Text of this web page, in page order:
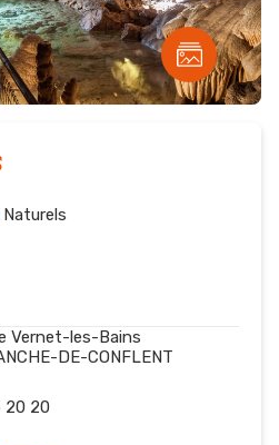
Naturels
Vernet-les-Bains
DE-CONFLENT
20 20